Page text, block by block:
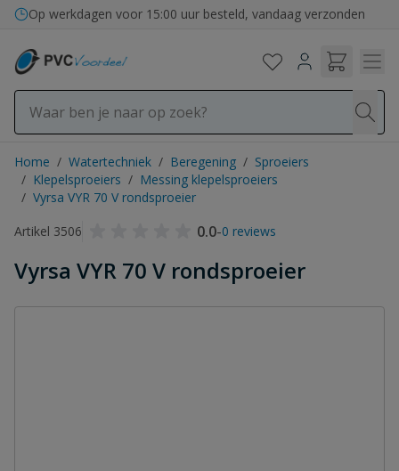
Ga naar de inhoud
Op werkdagen voor 15:00 uur besteld, vandaag verzonden
Home / Watertechniek / Beregening / Sproeiers
/ Klepelsproeiers / Messing klepelsproeiers
/ Vyrsa VYR 70 V rondsproeier
Artikel 3506
0.0-0 reviews
Vyrsa VYR 70 V rondsproeier